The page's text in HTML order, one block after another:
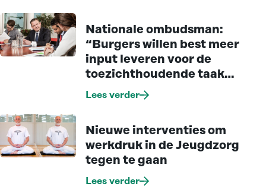
Nationale ombudsman:
“Burgers willen best meer
input leveren voor de
toezichthoudende taak
van inspecties”
Lees verder
Nieuwe interventies om
werkdruk in de Jeugdzorg
tegen te gaan
Lees verder